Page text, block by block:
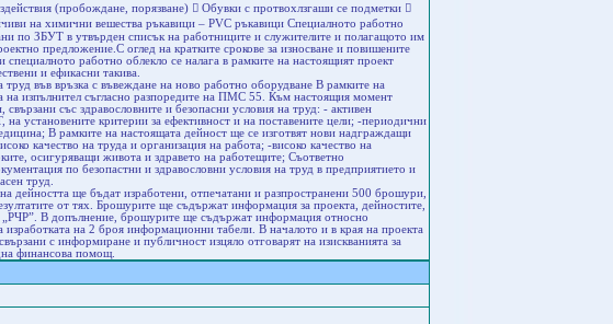
(пробождане, порязване)  Обувки с протвохлзгаши се подметки 
на химични вешества ръкавици – PVC ръкавици Специалното работно
по ЗБУТ в утвърден списък на работниците и служителите и полагащото им
предложение.С оглед на кратките срокове за износване и повишените
специалното работно облекло се налага в рамките на настоящият проект
и ефикасни такива.
труд във връзка с въвеждане на ново работно оборудване В рамките на
на изпълнител съгласно разпоредите на ПМС 55. Към настоящия момент
със здравословните и безопасни условия на труд: - активен
установените критерии за ефективност и на поставените цели; -периодични
В рамките на настоящата дейност ще се изготвят нови надграждащи
качество на труда и организация на работа; -високо качество на
осигуряващи живота и здравето на работещите; Съответно
по безопастни и здравословни условия на труд в предприятието и
труд.
дейността ще бъдат изработени, отпечатани и разпространени 500 брошури,
от тях. Брошурите ще съдържат информация за проекта, дейноститe,
В допълнение, брошурите ще съдържат информация относно
на 2 броя информационни табели. В началото и в края на проекта
с информиране и публичност изцяло отговарят на изискванията за
финансова помощ.